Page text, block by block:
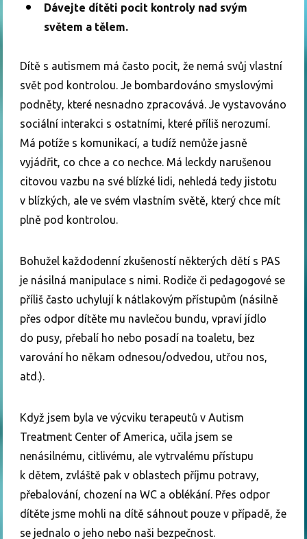
Dávejte dítěti pocit kontroly nad svým
světem a tělem.
Dítě s autismem má často pocit, že nemá svůj vlastní
svět pod kontrolou. Je bombardováno smyslovými
podněty, které nesnadno zpracovává. Je vystavováno
sociální interakci s ostatními, které příliš nerozumí.
Má potíže s komunikací, a tudíž nemůže jasně
vyjádřit, co chce a co nechce. Má leckdy narušenou
citovou vazbu na své blízké lidi, nehledá tedy jistotu
v blízkých, ale ve svém vlastním světě, který chce mít
plně pod kontrolou.
Bohužel každodenní zkušeností některých dětí s PAS
je násilná manipulace s nimi. Rodiče či pedagogové se
příliš často uchylují k nátlakovým přístupům (násilně
přes odpor dítěte mu navlečou bundu, vpraví jídlo
do pusy, přebalí ho nebo posadí na toaletu, bez
varování ho někam odnesou/odvedou, utřou nos,
atd.).
Když jsem byla ve výcviku terapeutů v Autism
Treatment Center of America, učila jsem se
nenásilnému, citlivému, ale vytrvalému přístupu
k dětem, zvláště pak v oblastech příjmu potravy,
přebalování, chození na WC a oblékání. Přes odpor
dítěte jsme mohli na dítě sáhnout pouze v případě, že
se jednalo o jeho nebo naši bezpečnost.